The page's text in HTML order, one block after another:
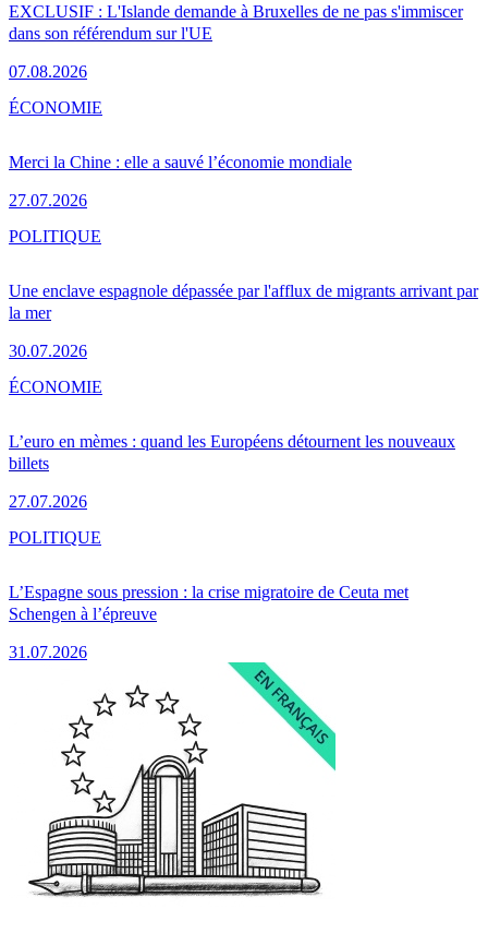
EXCLUSIF : L'Islande demande à Bruxelles de ne pas s'immiscer
dans son référendum sur l'UE
07.08.2026
Merci la Chine : elle a sauvé l’économie mondiale
27.07.2026
ÉCONOMIE
Une enclave espagnole dépassée par l'afflux de migrants arrivant par
la mer
30.07.2026
POLITIQUE
L’euro en mèmes : quand les Européens détournent les nouveaux
billets
27.07.2026
ÉCONOMIE
L’Espagne sous pression : la crise migratoire de Ceuta met
Schengen à l’épreuve
31.07.2026
POLITIQUE